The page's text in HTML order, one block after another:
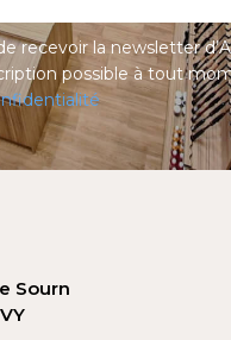
recevoir la newsletter
possible à tout
Sourn